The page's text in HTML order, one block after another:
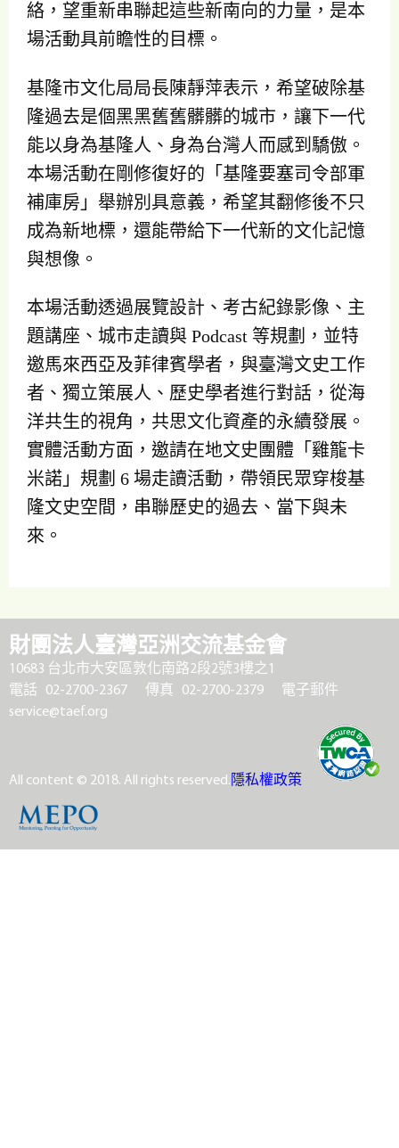
絡，望重新串聯起這些新南向的力量，是本
場活動具前瞻性的目標。
基隆市文化局局長陳靜萍表示，希望破除基
隆過去是個黑黑舊舊髒髒的城市，讓下一代
能以身為基隆人、身為台灣人而感到驕傲。
本場活動在剛修復好的「基隆要塞司令部軍
補庫房」舉辦別具意義，希望其翻修後不只
成為新地標，還能帶給下一代新的文化記憶
與想像。
本場活動透過展覽設計、考古紀錄影像、主
題講座、城市走讀與 Podcast 等規劃，並特
邀馬來西亞及菲律賓學者，與臺灣文史工作
者、獨立策展人、歷史學者進行對話，從海
洋共生的視角，共思文化資產的永續發展。
實體活動方面，邀請在地文史團體「雞籠卡
米諾」規劃 6 場走讀活動，帶領民眾穿梭基
隆文史空間，串聯歷史的過去、當下與未
來。
財團法人臺灣亞洲交流基金會
10683 台北市大安區敦化南路2段2號3樓之1
電話 02-2700-2367
傳真 02-2700-2379
電子郵件
service@taef.org
All content © 2018. All rights reserved.隱私權政策